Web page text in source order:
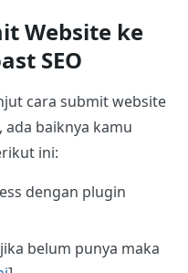
Website ke
SEO
cara submit website
ada baiknya kamu
ini:
dengan plugin
belum punya maka